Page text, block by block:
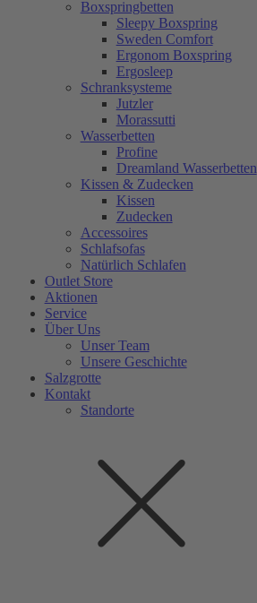
Boxspringbetten
Sleepy Boxspring
Sweden Comfort
Ergonom Boxspring
Ergosleep
Schranksysteme
Jutzler
Morassutti
Wasserbetten
Profine
Dreamland Wasserbetten
Kissen & Zudecken
Kissen
Zudecken
Accessoires
Schlafsofas
Natürlich Schlafen
Outlet Store
Aktionen
Service
Über Uns
Unser Team
Unsere Geschichte
Salzgrotte
Kontakt
Standorte